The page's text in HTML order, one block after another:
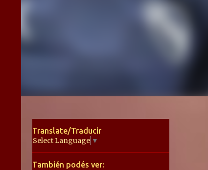
Translate/Traducir
Select Language ▼
También podés ver: